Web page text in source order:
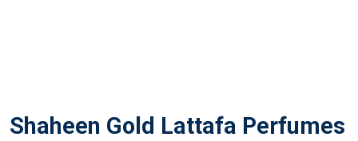
Shaheen Gold Lattafa Perfumes